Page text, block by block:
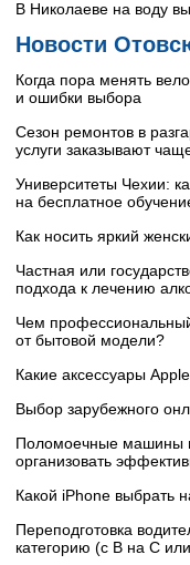
В Николаеве на воду
Новости
Когда пора менять
и ошибки выбора
Сезон ремонтов в
услуги заказывают
Университеты Чехии:
на бесплатное
Как носить яркий
Частная или
подхода к лечению
Чем
от бытовой модели?
Какие аксессуары
Выбор зарубежного
Поломоечные машины
организовать
Какой iPhone выбрать
Переподготовка
категорию (с B на C